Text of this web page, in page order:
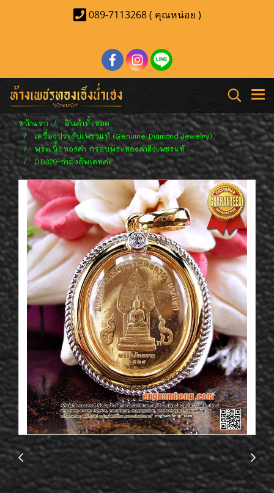
089-7113268 ( คุณหน่อย )
หน้าแรก
สินค้าทั้งหมด
เครื่องประดับเพชรแท้ (Genuine Diamond Jewelry)
พระเนื้อทองคำ กรอบพระทองคำฝังเพชรแท้
DD329-กำลังอัพเดทค่ะ